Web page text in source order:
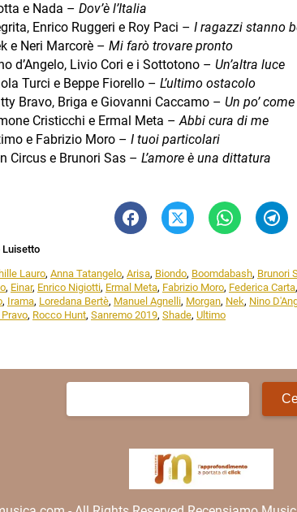
e Nada – Dov’è l’Italia
Enrico Ruggeri e Roy Paci – I ragazzi stanno
e Neri Marcorè – Mi farò trovare pronto
d’Angelo, Livio Cori e i Sottotono – Un’altra luce
Turci e Beppe Fiorello – L’ultimo ostacolo
Bravo, Briga e Giovanni Caccamo – Un po’
Cristicchi e Ermal Meta –Abbi cura di me
e Fabrizio Moro – I tuoi particolari
Circus e Brunori Sas – L’amore è una dittatura
Luisetto
Lauro, Anna Tatangelo, Arisa, Biondo, Boomdabash, Brunori
, Einar, Enrico Nigiotti, Ermal Meta, Fabrizio Moro, Federica Carta,
, Irama, Loredana Bertè, Manuel Agnelli, Morgan, Nek, Nino
, Rocco Hunt, Sanremo 2019, Shade, Ultimo
Ricerca